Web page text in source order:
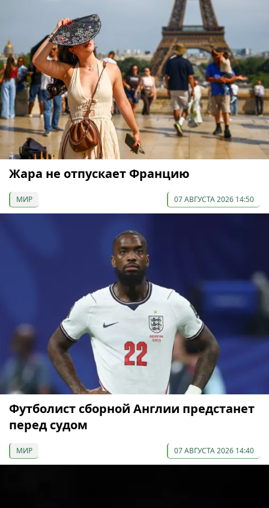
Жара не отпускает Францию
МИР 07 АВГУСТА 2026 14:50
Футболист сборной Англии предстанет
перед судом
МИР 07 АВГУСТА 2026 14:40